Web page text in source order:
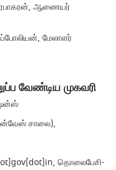
ஆணையர்
மேலாளர்
வேண்டிய முகவரி
சாலை),
தொலைபேசி-